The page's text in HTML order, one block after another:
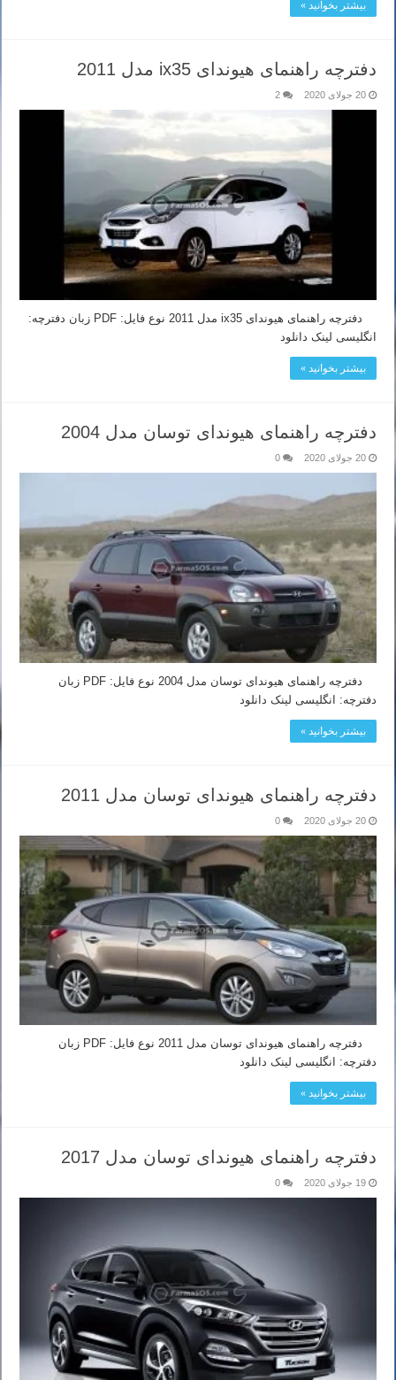
بیشتر بخوانید »
دفترچه راهنمای هیوندای ix35 مدل 2011
20 جولای 2020 2
دفترچه راهنمای هیوندای ix35 مدل 2011 نوع فایل: PDF زبان دفترچه:
انگلیسی لینک دانلود
بیشتر بخوانید »
دفترچه راهنمای هیوندای توسان مدل 2004
20 جولای 2020 0
دفترچه راهنمای هیوندای توسان مدل 2004 نوع فایل: PDF زبان
دفترچه: انگلیسی لینک دانلود
بیشتر بخوانید »
دفترچه راهنمای هیوندای توسان مدل 2011
20 جولای 2020 0
دفترچه راهنمای هیوندای توسان مدل 2011 نوع فایل: PDF زبان
دفترچه: انگلیسی لینک دانلود
بیشتر بخوانید »
دفترچه راهنمای هیوندای توسان مدل 2017
19 جولای 2020 0